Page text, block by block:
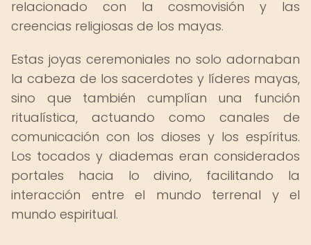
relacionado con la cosmovisión y las
creencias religiosas de los mayas.
Estas joyas ceremoniales no solo adornaban
la cabeza de los sacerdotes y líderes mayas,
sino que también cumplían una función
ritualística, actuando como canales de
comunicación con los dioses y los espíritus.
Los tocados y diademas eran considerados
portales hacia lo divino, facilitando la
interacción entre el mundo terrenal y el
mundo espiritual.